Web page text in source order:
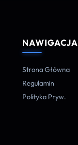
NAWIGACJA
Strona Główna
Regulamin
Polityka Pryw.